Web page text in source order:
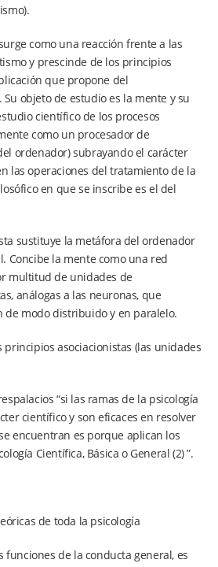
como una reacción frente a las
y prescinde de los principios
que propone del
objeto de estudio es la mente y su
científico de los procesos
como un procesador de
ordenador) subrayando el carácter
las operaciones del tratamiento de la
en que se inscribe es el del
sustituye la metáfora del ordenador
Concibe la mente como una red
multitud de unidades de
análogas a las neuronas, que
de modo distribuido y en paralelo.
asociacionistas (las unidades
“si las ramas de la psicología
científico y son eficaces en resolver
encuentran es porque aplican los
Científica, Básica o General (2) ”.
de toda la psicología
funciones de la conducta general, es